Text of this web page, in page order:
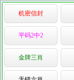
机密信封
平码2中2
金牌三肖